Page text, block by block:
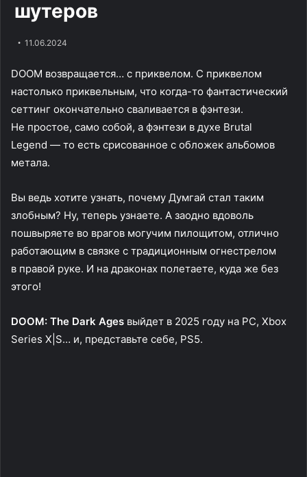
шутеров
11.06.2024
DOOM возвращается… с приквелом. С приквелом
настолько приквельным, что когда-то фантастический
сеттинг окончательно сваливается в фэнтези.
Не простое, само собой, а фэнтези в духе Brutal
Legend — то есть срисованное с обложек альбомов
метала.
Вы ведь хотите узнать, почему Думгай стал таким
злобным? Ну, теперь узнаете. А заодно вдоволь
пошвыряете во врагов могучим пилощитом, отлично
работающим в связке с традиционным огнестрелом
в правой руке. И на драконах полетаете, куда же без
этого!
DOOM: The Dark Ages выйдет в 2025 году на PC, Xbox
Series X|S… и, представьте себе, PS5.